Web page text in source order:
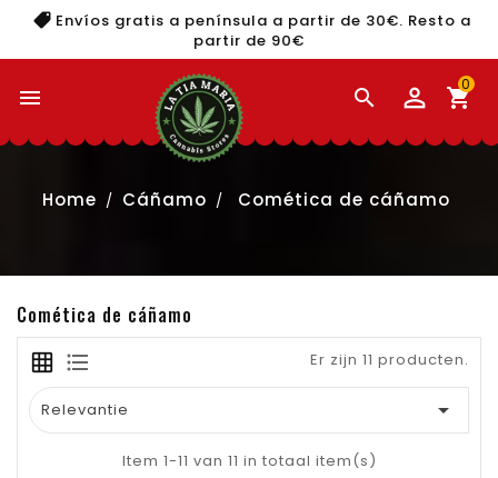
Envíos gratis a península a partir de 30€. Resto a
partir de 90€
  shopping_cart
0
Home Cáñamo Comética de cáñamo
Comética de cáñamo
Er zijn 11 producten.
Relevantie 
Item 1-11 van 11 in totaal item(s)